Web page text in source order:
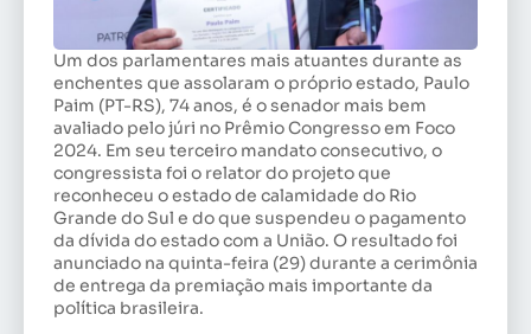
Um dos parlamentares mais atuantes durante as
enchentes que assolaram o próprio estado, Paulo
Paim (PT-RS), 74 anos, é o senador mais bem
avaliado pelo júri no Prêmio Congresso em Foco
2024. Em seu terceiro mandato consecutivo, o
congressista foi o relator do projeto que
reconheceu o estado de calamidade do Rio
Grande do Sul e do que suspendeu o pagamento
da dívida do estado com a União. O resultado foi
anunciado na quinta-feira (29) durante a cerimônia
de entrega da premiação mais importante da
política brasileira.